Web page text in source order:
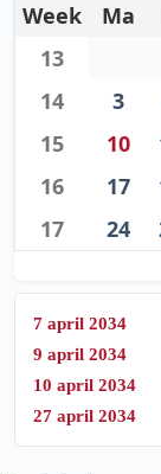
Week Ma
13
14
3
15
10
16
17
17
24
7 april 2034
9 april 2034
10 april 2034
27 april 2034